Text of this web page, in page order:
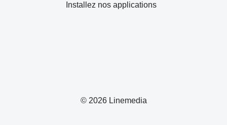
© 2026 Linemedia
Installez nos applications